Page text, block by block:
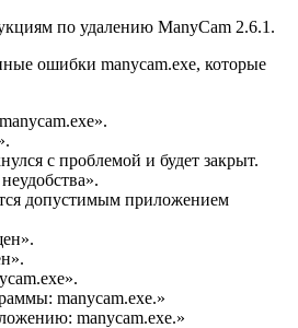
по удалению ManyCam 2.6.1.
ошибки manycam.exe, которые
с проблемой и будет закрыт.
допустимым приложением
manycam.exe.»
manycam.exe.»